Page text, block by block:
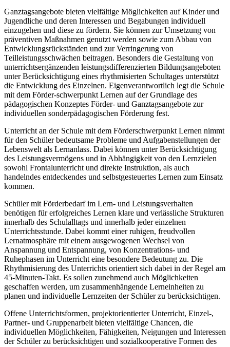
Ganztagsangebote bieten vielfältige Möglichkeiten auf Kinder und
Jugendliche und deren Interessen und Begabungen individuell
einzugehen und diese zu fördern. Sie können zur Umsetzung von
präventiven Maßnahmen genutzt werden sowie zum Abbau von
Entwicklungsrückständen und zur Verringerung von
Teilleistungsschwächen beitragen. Besonders die Gestaltung von
unterrichtsergänzenden leistungsdifferenzierten Bildungsangeboten
unter Berücksichtigung eines rhythmisierten Schultages unterstützt
die Entwicklung des Einzelnen. Eigenverantwortlich legt die Schule
mit dem Förder-schwerpunkt Lernen auf der Grundlage des
pädagogischen Konzeptes Förder- und Ganztagsangebote zur
individuellen sonderpädagogischen Förderung fest.
Unterricht an der Schule mit dem Förderschwerpunkt Lernen nimmt
für den Schüler bedeutsame Probleme und Aufgabenstellungen der
Lebenswelt als Lernanlass. Dabei können unter Berücksichtigung
des Leistungsvermögens und in Abhängigkeit von den Lernzielen
sowohl Frontalunterricht und direkte Instruktion, als auch
handelndes entdeckendes und selbstgesteuertes Lernen zum Einsatz
kommen.
Schüler mit Förderbedarf im Lern- und Leistungsverhalten
benötigen für erfolgreiches Lernen klare und verlässliche Strukturen
innerhalb des Schulalltags und innerhalb jeder einzelnen
Unterrichtsstunde. Dabei kommt einer ruhigen, freudvollen
Lernatmosphäre mit einem ausgewogenen Wechsel von
Anspannung und Entspannung, von Konzentrations- und
Ruhephasen im Unterricht eine besondere Bedeutung zu. Die
Rhythmisierung des Unterrichts orientiert sich dabei in der Regel am
45-Minuten-Takt. Es sollen zunehmend auch Möglichkeiten
geschaffen werden, um zusammenhängende Lerneinheiten zu
planen und individuelle Lernzeiten der Schüler zu berücksichtigen.
Offene Unterrichtsformen, projektorientierter Unterricht, Einzel-,
Partner- und Gruppenarbeit bieten vielfältige Chancen, die
individuellen Möglichkeiten, Fähigkeiten, Neigungen und Interessen
der Schüler zu berücksichtigen und sozialkooperative Formen des